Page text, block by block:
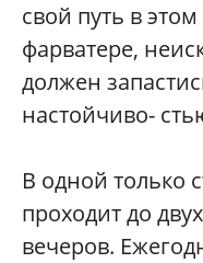
свой путь в
фарватере,
должен
настойчиво-
В одной только
проходит до
вечеров.